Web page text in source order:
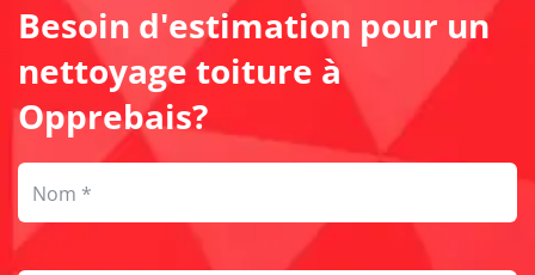
Besoin d'estimation pour un
nettoyage toiture à
Opprebais?